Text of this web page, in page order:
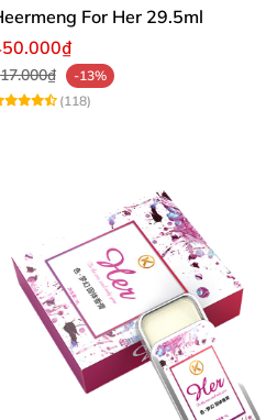
For Her 29.5ml
-13%
(118)